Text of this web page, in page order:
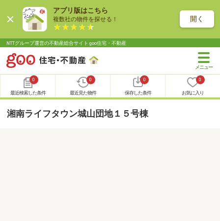
アプリ版はこちら
複数社の物件を探せる！ 開く
NTTグループ運営の不動産総合サイト goo住宅・不動産
0
最近検索した条件
0
最近見た物件
0
保存した条件
0
お気に入り
湘南ライフタウン城山団地１５号棟